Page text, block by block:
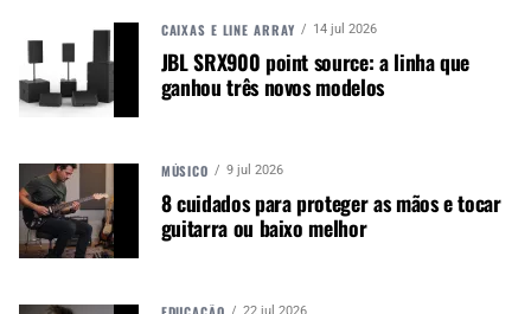
A MÚSICA & MERCADO ESTÁ NO WHATSAPP!
Acesse o Canal de WhatsApp
SONOTEC
CAIXAS E LINE ARRAY 14 jul 2026
JBL SRX900 point source: a linha que
ganhou três novos modelos
MÚSICO 9 jul 2026
8 cuidados para proteger as mãos e tocar
guitarra ou baixo melhor